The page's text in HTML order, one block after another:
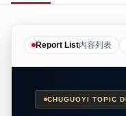
Report List内容列表
CHUGUOYI TOPIC